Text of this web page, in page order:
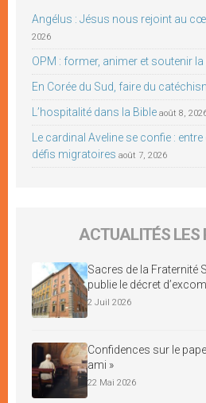
Angélus : Jésus nous rejoint au
2026
OPM : former, animer et soutenir
En Corée du Sud, faire du
L’hospitalité dans la Bible août 8,
Le cardinal Aveline se confie :
défis migratoires août 7, 2026
ACTUALITÉS LES
Sacres de la Fraternité
publie le décret
2 Juil 2026
Confidences sur le
ami »
22 Mai 2026